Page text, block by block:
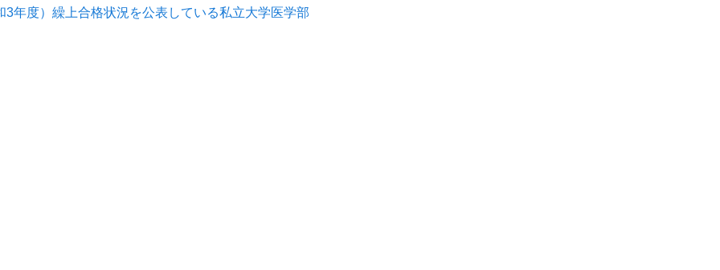
3年度）繰上合格状況を公表している私立大学医学部